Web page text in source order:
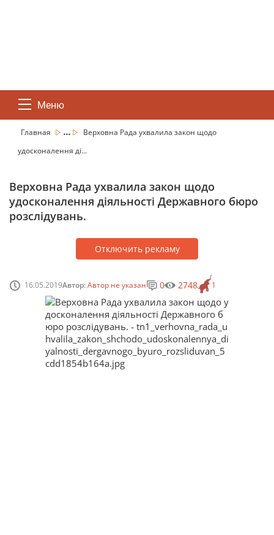
Меню
Главная ...
Верховна Рада ухвалила закон щодо
удосконалення ді...
Верховна Рада ухвалила закон щодо
удосконалення діяльності Державного бюро
розслідувань.
Отключить рекламу
16.05.2019Автор:Автор не указан 1
0 2748